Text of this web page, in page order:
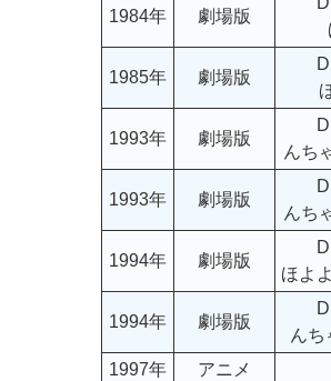
1984年 劇場版
1985年 劇場版
1993年 劇場版
んち
1993年 劇場版
んち
1994年 劇場版
ほよ
1994年 劇場版
んち
1997年 アニメ